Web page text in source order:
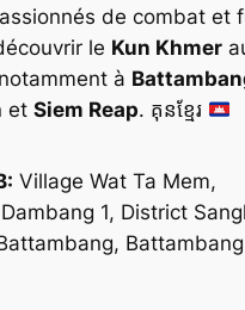
de combat et
le Kun Khmer
à
et Siem Reap. គុនខ្មែរ
Village Wat Ta Mem,
1, District